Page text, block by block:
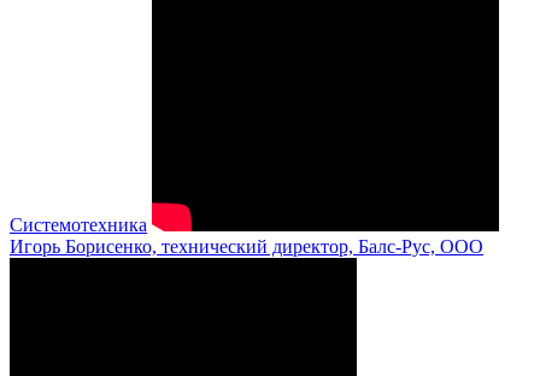
Системотехника
Игорь Борисенко, технический директор, Балс-Рус, ООО